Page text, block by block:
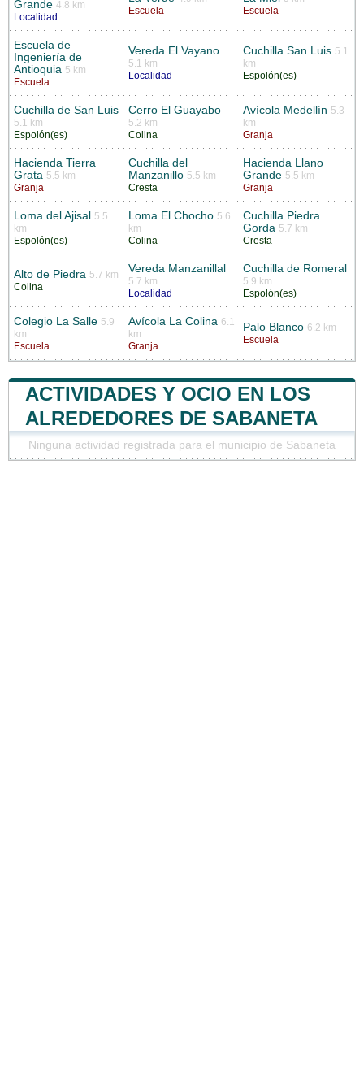
Grande 4.8 km
Localidad
Escuela
Escuela
Escuela de
Ingeniería de
Antioquia 5 km
Escuela
Vereda El Vayano
5.1 km
Localidad
Cuchilla San Luis 5.1
km
Espolón(es)
Cuchilla de San Luis
5.1 km
Espolón(es)
Cerro El Guayabo
5.2 km
Colina
Avícola Medellín 5.3
km
Granja
Hacienda Tierra
Grata 5.5 km
Granja
Cuchilla del
Manzanillo 5.5 km
Cresta
Hacienda Llano
Grande 5.5 km
Granja
Loma del Ajisal
5.5
km
Espolón(es)
Loma El Chocho 5.6
km
Colina
Cuchilla Piedra
Gorda 5.7 km
Cresta
Alto de Piedra 5.7 km
Colina
Vereda Manzanillal
5.7 km
Localidad
Cuchilla de Romeral
5.9 km
Espolón(es)
Colegio La Salle 5.9
km
Escuela
Avícola La Colina 6.1
km
Granja
Palo Blanco 6.2 km
Escuela
ACTIVIDADES Y OCIO EN LOS
ALREDEDORES DE SABANETA
Ninguna actividad registrada para el municipio de Sabaneta